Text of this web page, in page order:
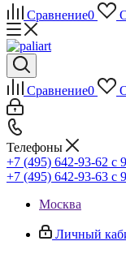
Сравнение0
Сравнение0
Телефоны
+7 (495) 642-93-62 c
+7 (495) 642-93-63 c
Москва
Личный